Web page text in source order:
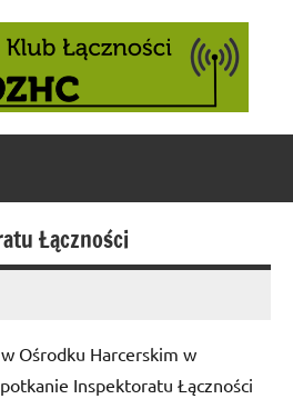
Łączności
Ośrodku Harcerskim w
Inspektoratu Łączności